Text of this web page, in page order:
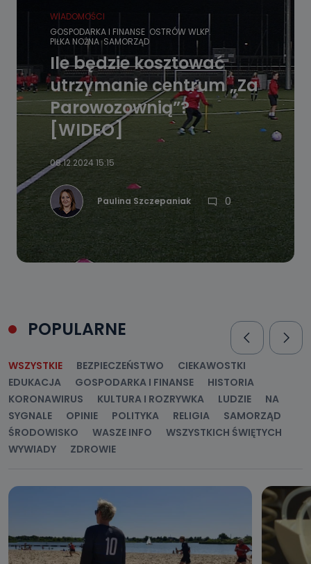
WIADOMOŚCI
GOSPODARKA I FINANSE OSTRÓW WLKP.
PIŁKA NOŻNA SAMORZĄD
Ile będzie kosztować
utrzymanie centrum „Za
Parowozownią”?
[WIDEO]
08.12.2024 15:15
Paulina Szczepaniak 0
POPULARNE
WSZYSTKIE BEZPIECZEŃSTWO
CIEKAWOSTKI
EDUKACJA
GOSPODARKA I FINANSE
HISTORIA
KORONAWIRUS
KULTURA I ROZRYWKA LUDZIE
NA
SYGNALE
OPINIE POLITYKA RELIGIA
SAMORZĄD
ŚRODOWISKO
WASZE INFO
WSZYSTKICH ŚWIĘTYCH
WYWIADY
ZDROWIE